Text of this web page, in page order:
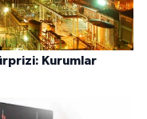
Kurumlar